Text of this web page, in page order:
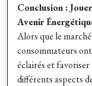
Conclusion :
Avenir
Alors que le
consommateurs
éclairés et
différents aspects